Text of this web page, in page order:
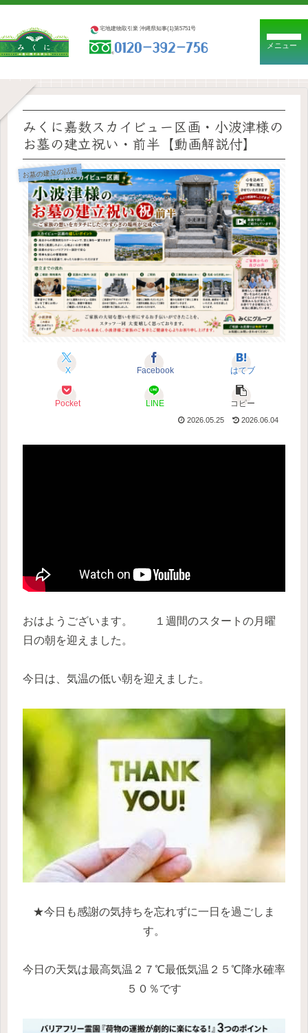
宅地建物取引業 沖縄県知事(1)第5751号
メニュー
みくに嘉数スカイビュー区画・小波津様の
お墓の建立祝い・前半【動画解説付】
お墓の建立の話題
X Facebook はてブ
Pocket LINE コピー
2026.05.25 2026.06.04
おはようございます。 １週間のスタートの月曜
日の朝を迎えました。
今日は、気温の低い朝を迎えました。
★今日も感謝の気持ちを忘れずに一日を過ごしま
す。
今日の天気は最高気温２７℃最低気温２５℃降水確率
５０％です